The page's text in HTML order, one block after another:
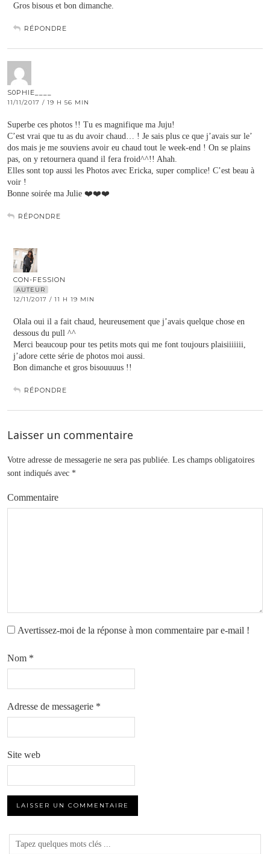
Gros bisous et bon dimanche.
RÉPONDRE
S0PHIE____
11/11/2017 / 19 H 56 MIN
Superbe ces photos !! Tu es magnifique ma Juju!
C’est vrai que tu as du avoir chaud… ! Je sais plus ce que j’avais sur le’
dos mais je me souviens avoir eu chaud tout le week-end ! On se plains
pas, on y retournera quand il fera froid^^!! Ahah.
Elles sont top aussi les Photos avec Ericka, super complice! C’est beau à
voir !
Bonne soirée ma Julie ❤️❤️❤️
RÉPONDRE
CON-FESSION
AUTEUR
12/11/2017 / 11 H 19 MIN
Olala oui il a fait chaud, heureusement que j’avais quelque chose en
dessous du pull ^^
Merci beaucoup pour tes petits mots qui me font toujours plaisiiiiiii,
j’adore cette série de photos moi aussi.
Bon dimanche et gros bisouuuus !!
RÉPONDRE
Laisser un commentaire
Votre adresse de messagerie ne sera pas publiée. Les champs obligatoires
sont indiqués avec *
Commentaire
Avertissez-moi de la réponse à mon commentaire par e-mail !
Nom *
Adresse de messagerie *
Site web